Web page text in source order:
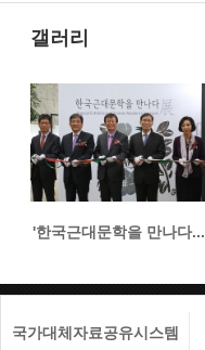
갤러리
'한국근대문학을 만나다...
국가대체자료공유시스템